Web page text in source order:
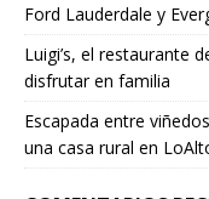
Ford Lauderdale y
Luigi’s, el restaurante
disfrutar en familia
Escapada entre
una casa rural en